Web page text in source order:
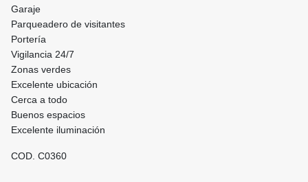
Garaje
Parqueadero de visitantes
Portería
Vigilancia 24/7
Zonas verdes
Excelente ubicación
Cerca a todo
Buenos espacios
Excelente iluminación
COD. C0360